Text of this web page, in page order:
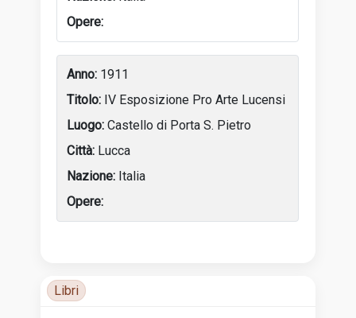
1911
IV Esposizione Pro Arte Lucensi
Castello di Porta S. Pietro
Lucca
Italia
Libri